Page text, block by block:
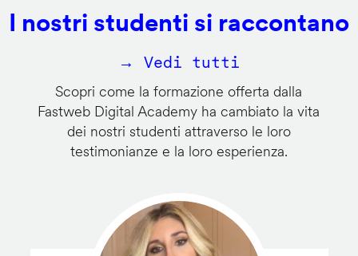
I nostri studenti si raccontano
→ Vedi tutti
Scopri come la formazione offerta dalla
Fastweb Digital Academy ha cambiato la vita
dei nostri studenti attraverso le loro
testimonianze e la loro esperienza.